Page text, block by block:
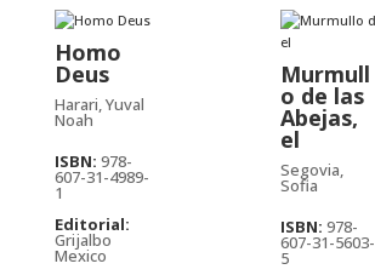
Homo
Deus
Harari, Yuval
Noah
ISBN: 978-
607-31-4989-
1
Editorial:
Grijalbo
Mexico
Murmull
o de las
Abejas,
el
Segovia,
Sofia
ISBN:978-
607-31-5603-
5